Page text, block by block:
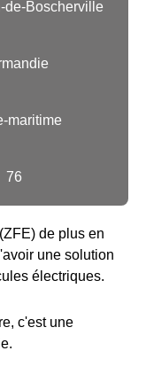
de-Boscherville
maritime
76
de plus en
une solution
électriques.
c'est une